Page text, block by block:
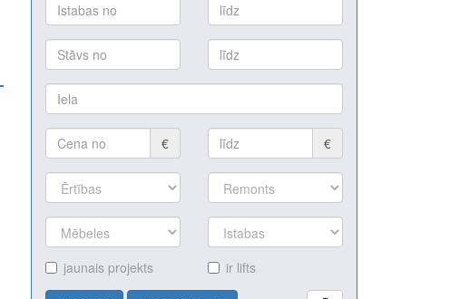
€ €
jaunais projekts ir lifts